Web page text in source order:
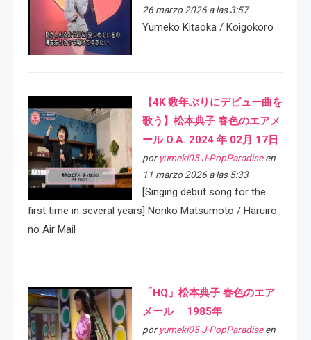
26 marzo 2026 a las 3:57
Yumeko Kitaoka / Koigokoro
【4K 数年ぶりにデビュー曲を
歌う】松本典子 春色のエアメ
ール O.A. 2024 年 02月 17日
por yumeki05 J-PopParadiseen
11 marzo 2026 a las 5:33
[Singing debut song for the
first time in several years] Noriko Matsumoto / Haruiro
no Air Mail
「HQ」松本典子 春色のエア
メール 1985年
por yumeki05 J-PopParadiseen